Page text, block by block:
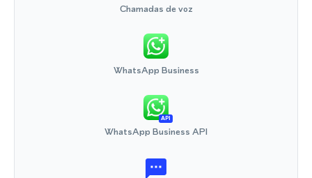
Chamadas de voz
WhatsApp Business
API
WhatsApp Business API